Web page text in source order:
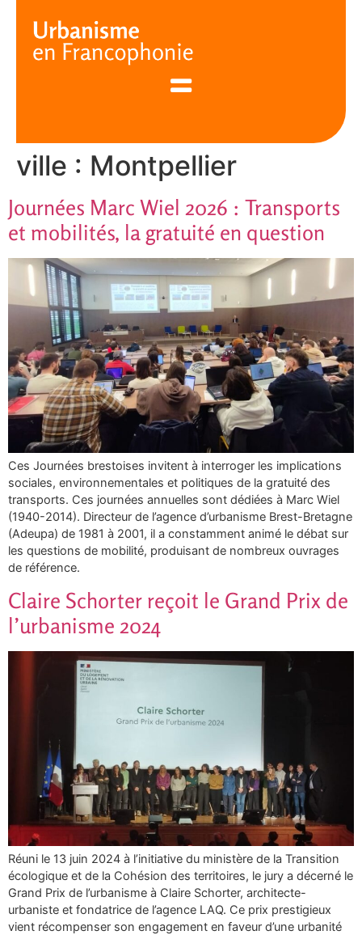
ville : Montpellier
Journées Marc Wiel 2026 : Transports
et mobilités, la gratuité en question
Ces Journées brestoises invitent à interroger les implications
sociales, environnementales et politiques de la gratuité des
transports. Ces journées annuelles sont dédiées à Marc Wiel
(1940-2014). Directeur de l’agence d’urbanisme Brest-Bretagne
(Adeupa) de 1981 à 2001, il a constamment animé le débat sur
les questions de mobilité, produisant de nombreux ouvrages
de référence.
Claire Schorter reçoit le Grand Prix de
l’urbanisme 2024
Réuni le 13 juin 2024 à l’initiative du ministère de la Transition
écologique et de la Cohésion des territoires, le jury a décerné le
Grand Prix de l’urbanisme à Claire Schorter, architecte-
urbaniste et fondatrice de l’agence LAQ. Ce prix prestigieux
vient récompenser son engagement en faveur d’une urbanité